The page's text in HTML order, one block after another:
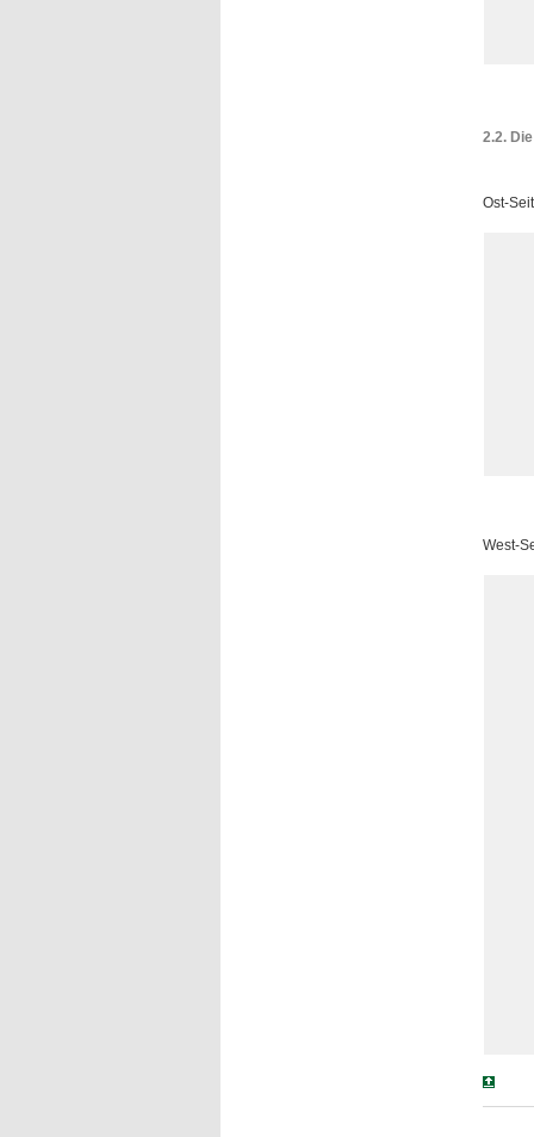
2.2.
Ost-
West-